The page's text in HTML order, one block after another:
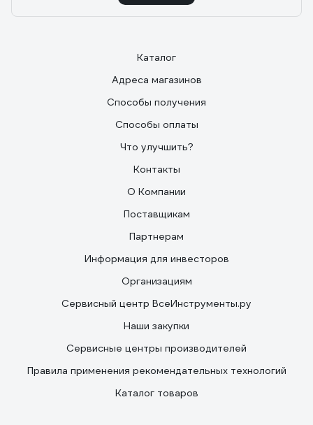
Каталог
Адреса магазинов
Способы получения
Способы оплаты
Что улучшить?
Контакты
О Компании
Поставщикам
Партнерам
Информация для инвесторов
Организациям
Сервисный центр ВсеИнструменты.ру
Наши закупки
Сервисные центры производителей
Правила применения рекомендательных технологий
Каталог товаров